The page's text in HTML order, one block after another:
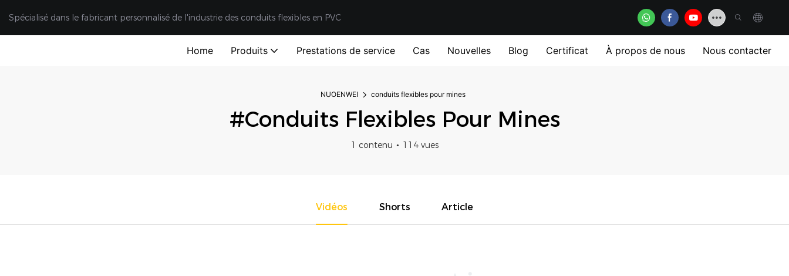
Spécialisé dans le fabricant personnalisé de l'industrie des conduits flexibles en PVC
Home Produits Prestations de service Cas Nouvelles Blog Certificat À propos de nous Nous contacter
NUOENWEI conduits flexibles pour mines
#conduits Flexibles Pour Mines
1 contenu 114 vues
Vidéos Shorts Article